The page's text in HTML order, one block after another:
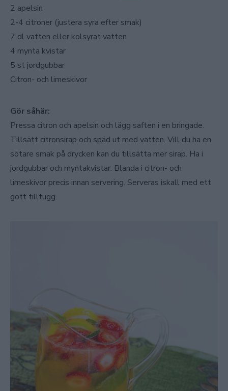
2 apelsin
2-4 citroner (justera syra efter smak)
7 dl vatten eller kolsyrat vatten
4 mynta kvistar
5 st jordgubbar
Citron- och limeskivor
Gör såhär:
Pressa citron och apelsin och lägg saften i en bringade.
Tillsätt citronsirap och späd ut med vatten. Vill du ha en
sötare smak på drycken kan du tillsätta mer sirap. Ha i
jordgubbar och myntakvistar. Blanda i citron- och
limeskivor precis innan servering. Serveras iskall med ett
gott tilltugg.